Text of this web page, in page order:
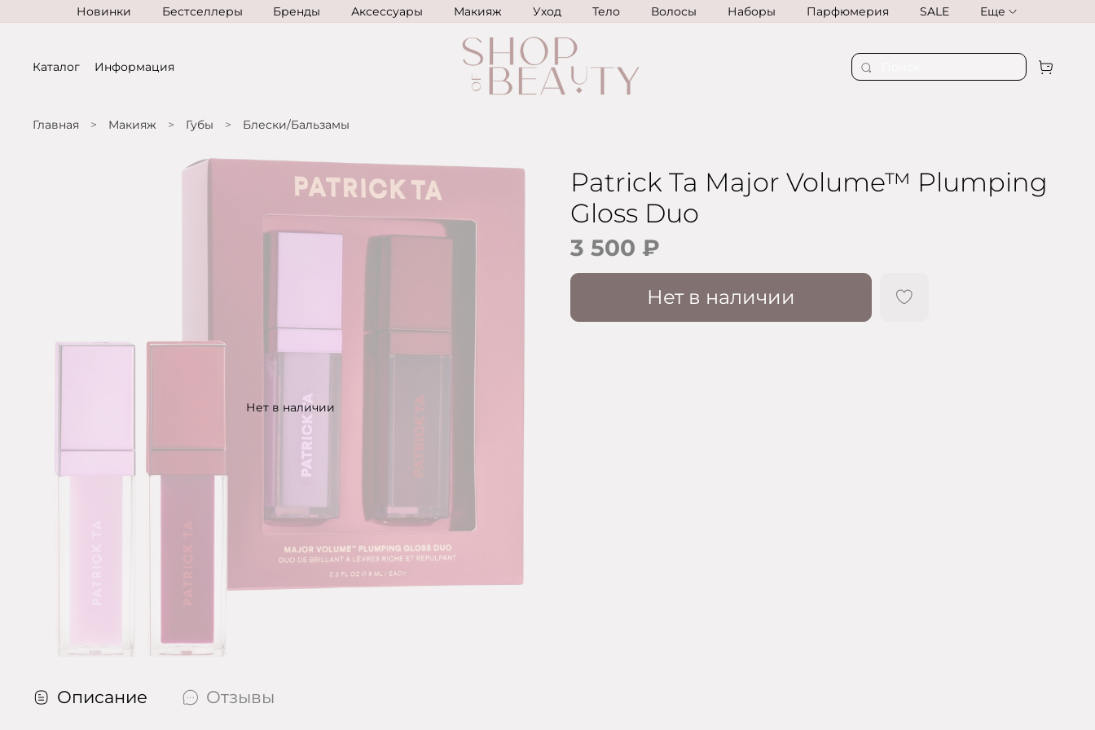
Новинки Бестселлеры Бренды Аксессуары Макияж Уход Тело Волосы Наборы Парфюмерия SALE Еще
Каталог Информация
Главная Макияж Губы Блески/Бальзамы
Нет в наличии
Patrick Ta Major Volume™ Plumping
Gloss Duo
3 500 ₽
Нет в наличии
Описание Отзывы